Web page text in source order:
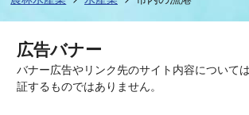
広告バナー
バナー広告やリンク先のサイト内容について
証するものではありません。